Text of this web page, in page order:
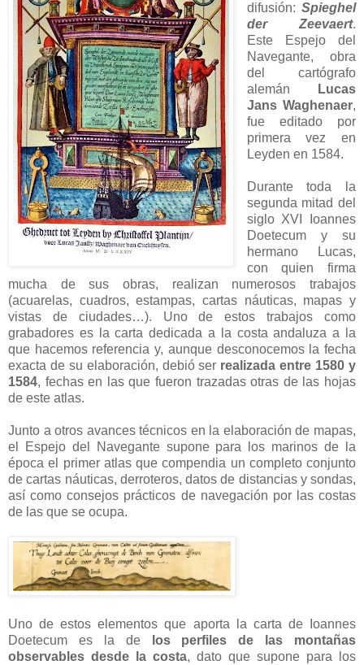
difusión: Spieghel
der Zeevaert.
Este Espejo del
Navegante, obra
del cartógrafo
alemán
Lucas
Jans Waghenaer,
fue editado por
primera vez en
Leyden en 1584.
Durante toda la
segunda mitad del
siglo XVI Ioannes
Doetecum y su
hermano Lucas,
con quien firma
mucha de sus obras, realizan numerosos trabajos
(acuarelas, cuadros, estampas, cartas náuticas, mapas y
vistas de ciudades…). Uno de estos trabajos como
grabadores es la carta dedicada a la costa andaluza a la
que hacemos referencia y, aunque desconocemos la fecha
exacta de su elaboración, debió ser realizada entre 1580 y
1584, fechas en las que fueron trazadas otras de las hojas
de este atlas.
Junto a otros avances técnicos en la elaboración de mapas,
el Espejo del Navegante supone para los marinos de la
época el primer atlas que compendia un completo conjunto
de cartas náuticas, derroteros, datos de distancias y sondas,
así como consejos prácticos de navegación por las costas
de las que se ocupa.
Uno de estos elementos que aporta la carta de Ioannes
Doetecum es la de
los perfiles de las montañas
observables desde la costa, dato que supone para los